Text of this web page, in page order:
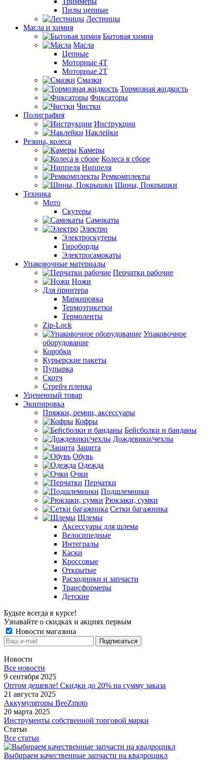
Пилы цепные
Лестницы
Масла и химия
Бытовая химия
Масла
Цепные
Моторные 4Т
Моторные 2Т
Смазки
Тормозная жидкость
Фиксаторы
Чистки
Полиграфия
Инструкции
Наклейки
Резина, колеса
Камеры
Колеса в сборе
Ниппеля
Ремкомплекты
Шины, Покрышки
Техника
Мото
Скутеры
Самокаты
Электро
Электроскутеры
Гироборды
Электросамокаты
Упаковочные материалы
Перчатки рабочие
Ножи
Для принтера
Маркировка
Термоэтикетки
Термоленты
Zip-Lock
Упаковочное
оборудование
Коробки
Курьерские пакеты
Пупырка
Скотч
Стрейч пленка
Уцененный товар
Экипировка
Пряжки, ремни, аксессуары
Кофры
Бейсболки и банданы
Дождевики/чехлы
Защита
Обувь
Одежда
Очки
Перчатки
Подшлемники
Рюкзаки, сумки
Сетки багажника
Шлемы
Аксессуары для шлема
Велосипедные
Интегралы
Каски
Кроссовые
Открытые
Расходники и запчасти
Трансформеры
Детские
Будьте всегда в курсе!
Узнавайте о скидках и акциях первым
Новости магазина
Новости
Все новости
9 сентября 2025
Оптом дешевле! Скидки до 20% на сумму заказа
21 августа 2025
Аккумуляторы BeeZmoto
20 марта 2025
Инструменты собственной торговой марки
Статьи
Все статьи
Выбираем качественные запчасти на квадроцикл